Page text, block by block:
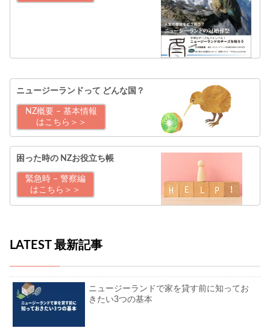
ニュージーランドって どんな国？
NZ概要 – 基本情報
はこちら＞＞
困った時の NZお役立ち帳
緊急時 – 警察編
はこちら＞＞
LATEST 最新記事
ニュージーランドで家を貸す前に知ってお
きたい3つの基本